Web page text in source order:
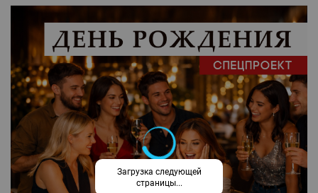
Загрузка следующей
страницы...